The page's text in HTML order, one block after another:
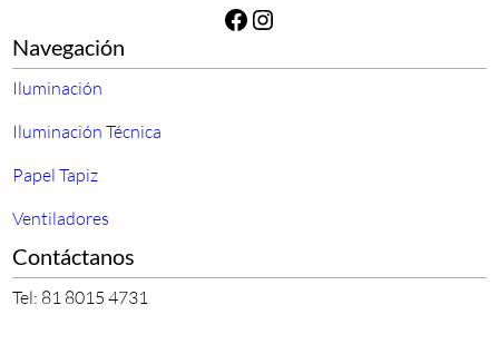
Facebook Instagram
Navegación
Iluminación
Iluminación Técnica
Papel Tapiz
Ventiladores
Contáctanos
Tel: 81 8015 4731